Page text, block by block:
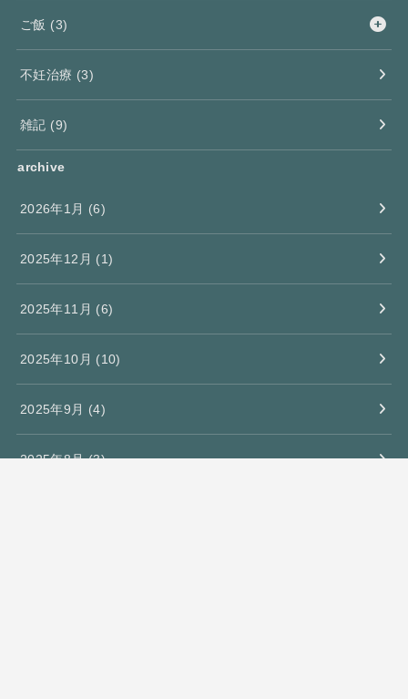
ご飯 (3)
不妊治療 (3)
雑記 (9)
archive
2026年1月 (6)
2025年12月 (1)
2025年11月 (6)
2025年10月 (10)
2025年9月 (4)
2025年8月 (3)